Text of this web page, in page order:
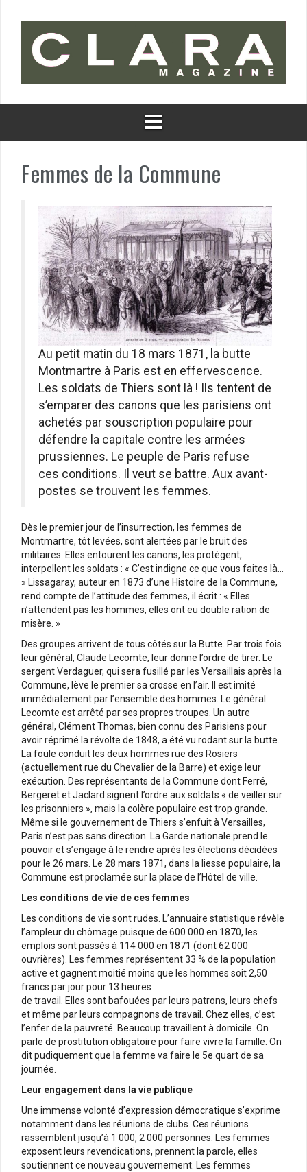
Femmes de la Commune
Au petit matin du 18 mars 1871, la butte
Montmartre à Paris est en effervescence.
Les soldats de Thiers sont là ! Ils tentent de
s’emparer des canons que les parisiens ont
achetés par souscription populaire pour
défendre la capitale contre les armées
prussiennes. Le peuple de Paris refuse
ces conditions. Il veut se battre. Aux avant-
postes se trouvent les femmes.
Dès le premier jour de l’insurrection, les femmes de
Montmartre, tôt levées, sont alertées par le bruit des
militaires. Elles entourent les canons, les protègent,
interpellent les soldats : « C’est indigne ce que vous faites là…
» Lissagaray, auteur en 1873 d’une Histoire de la Commune,
rend compte de l’attitude des femmes, il écrit : « Elles
n’attendent pas les hommes, elles ont eu double ration de
misère. »
Des groupes arrivent de tous côtés sur la Butte. Par trois fois
leur général, Claude Lecomte, leur donne l’ordre de tirer. Le
sergent Verdaguer, qui sera fusillé par les Versaillais après la
Commune, lève le premier sa crosse en l’air. Il est imité
immédiatement par l’ensemble des hommes. Le général
Lecomte est arrêté par ses propres troupes. Un autre
général, Clément Thomas, bien connu des Parisiens pour
avoir réprimé la révolte de 1848, a été vu rodant sur la butte.
La foule conduit les deux hommes rue des Rosiers
(actuellement rue du Chevalier de la Barre) et exige leur
exécution. Des représentants de la Commune dont Ferré,
Bergeret et Jaclard signent l’ordre aux soldats « de veiller sur
les prisonniers », mais la colère populaire est trop grande.
Même si le gouvernement de Thiers s’enfuit à Versailles,
Paris n’est pas sans direction. La Garde nationale prend le
pouvoir et s’engage à le rendre après les élections décidées
pour le 26 mars. Le 28 mars 1871, dans la liesse populaire, la
Commune est proclamée sur la place de l’Hôtel de ville.
Les conditions de vie de ces femmes
Les conditions de vie sont rudes. L’annuaire statistique révèle
l’ampleur du chômage puisque de 600 000 en 1870, les
emplois sont passés à 114 000 en 1871 (dont 62 000
ouvrières). Les femmes représentent 33 % de la population
active et gagnent moitié moins que les hommes soit 2,50
francs par jour pour 13 heures
de travail. Elles sont bafouées par leurs patrons, leurs chefs
et même par leurs compagnons de travail. Chez elles, c’est
l’enfer de la pauvreté. Beaucoup travaillent à domicile. On
parle de prostitution obligatoire pour faire vivre la famille. On
dit pudiquement que la femme va faire le 5e quart de sa
journée.
Leur engagement dans la vie publique
Une immense volonté d’expression démocratique s’exprime
notamment dans les réunions de clubs. Ces réunions
rassemblent jusqu’à 1 000, 2 000 personnes. Les femmes
exposent leurs revendications, prennent la parole, elles
soutiennent ce nouveau gouvernement. Les femmes